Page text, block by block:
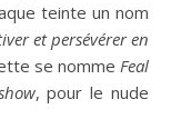
teinte un nom
et persévérer en
se nommeFeal
, pour le nude